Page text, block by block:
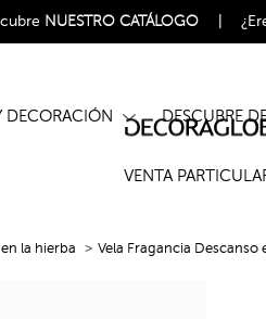
NUESTRO CATÁLOGO
DECORACIÓN DESCUBRE
VENTA
la hierba Vela Fragancia Descanso